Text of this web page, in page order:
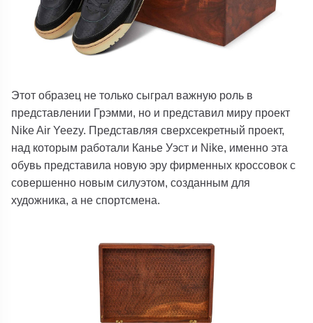
Этот образец не только сыграл важную роль в
представлении Грэмми, но и представил миру проект
Nike Air Yeezy. Представляя сверхсекретный проект,
над которым работали Канье Уэст и Nike, именно эта
обувь представила новую эру фирменных кроссовок с
совершенно новым силуэтом, созданным для
художника, а не спортсмена.